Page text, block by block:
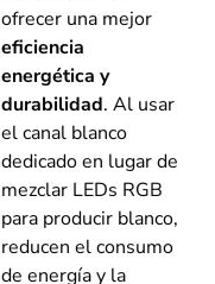
ofrecer una mejor
eficiencia
energética y
durabilidad. Al usar
el canal blanco
dedicado en lugar de
mezclar LEDs RGB
para producir blanco,
reducen el consumo
de energía y la